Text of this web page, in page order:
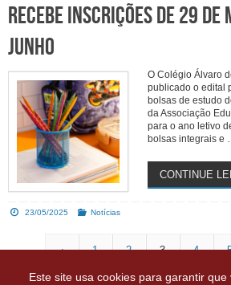
Este site usa cookies para garantir
recebe inscrições de 29 de
junho
O Colégio Álvaro
publicado o edital
bolsas de estudo
da Associação
para o ano letivo
bolsas integrais e …
CONTINUE
23/05/2025 Notícias
‹ 1 2 3 4